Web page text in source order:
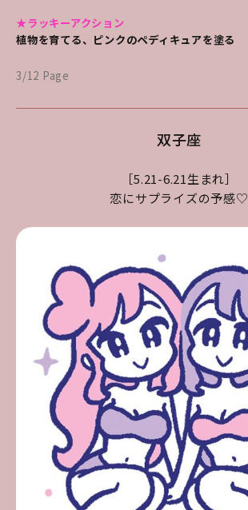
★ラッキーアクション
植物を育てる、ピンクのペディキュアを塗る
3/12 Page
双子座
［5.21-6.21生まれ］
恋にサプライズの予感♡